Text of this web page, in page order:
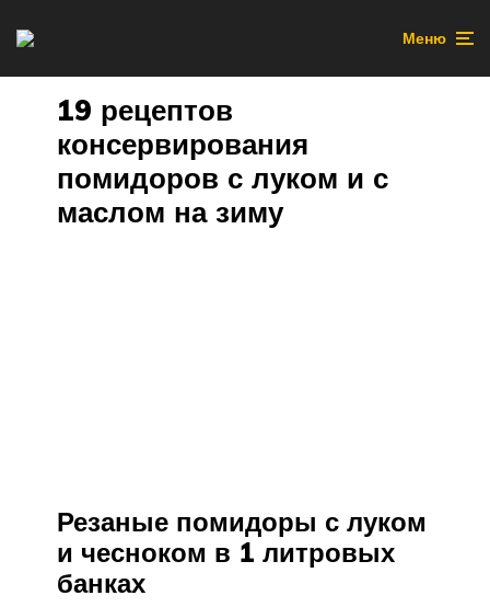
Меню
19 рецептов
консервирования
помидоров с луком и с
маслом на зиму
Резаные помидоры с луком
и чесноком в 1 литровых
банках